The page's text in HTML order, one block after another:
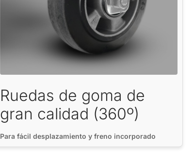
Ruedas de goma de
gran calidad (360º)
Para fácil desplazamiento y freno incorporado